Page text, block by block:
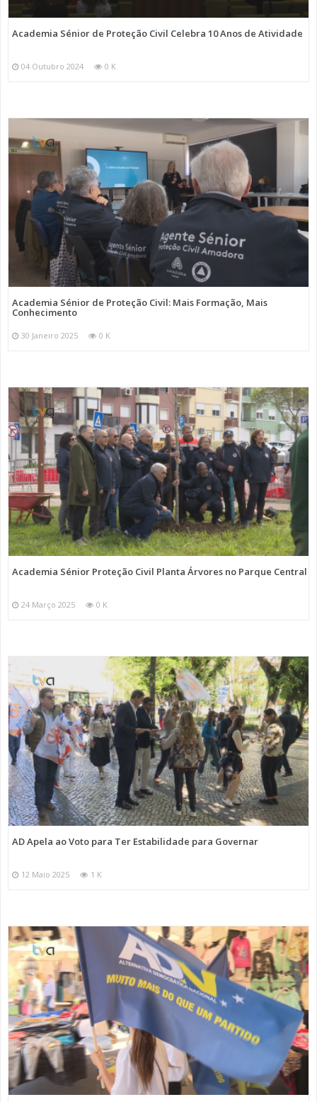
Academia Sénior de Proteção Civil Celebra 10 Anos de Atividade
04 Outubro 2024 0 K
Academia Sénior de Proteção Civil: Mais Formação, Mais
Conhecimento
30 Janeiro 2025 0 K
Academia Sénior Proteção Civil Planta Árvores no Parque Central
24 Março 2025 0 K
AD Apela ao Voto para Ter Estabilidade para Governar
12 Maio 2025 1 K